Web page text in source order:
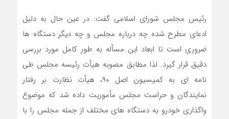
رئیس مجلس شورای اسلامی گفت: در عین حال به دلیل
ادعای مطرح شده چه درباره مجلس و چه دیگر دستگاه ها
ضروری است تا ابعاد این مسأله به طور کامل مورد بررسی
دقیق قرار گیرد. لذا مطابق مصوبه هیأت رئیسه مجلس طی
نامه ای به کمیسیون اصل ۹۰، هیأت نظارت بر رفتار
نمایندگان و حراست مجلس مأموریت داده شد که موضوع
واگذاری خودرو به دستگاه های مختلف از جمله مجلس را با